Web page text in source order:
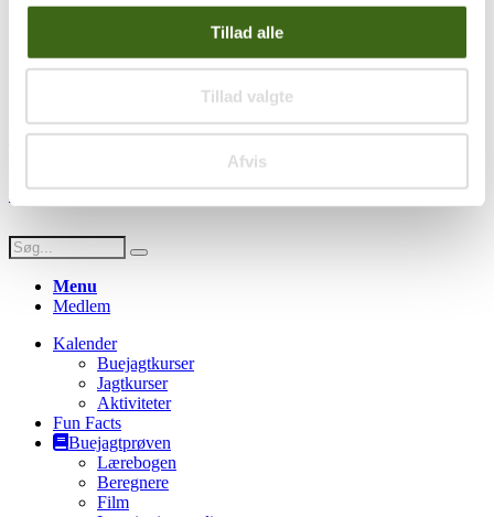
Tillad alle
Tillad valgte
Afvis
Handelsbetingelser
Facebook Instagram
Youtube
HDsign.dk
Menu
Medlem
Kalender
Buejagtkurser
Jagtkurser
Aktiviteter
Fun Facts
Buejagtprøven
Lærebogen
Beregnere
Film